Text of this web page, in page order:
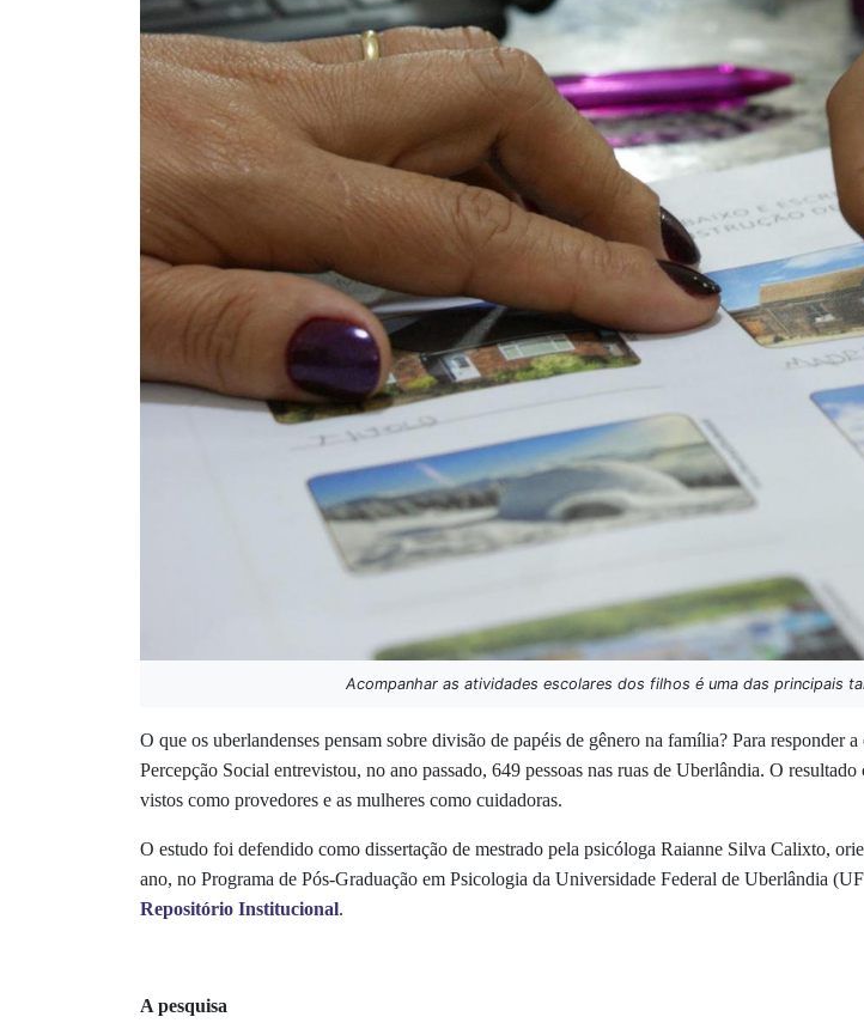
Acompanhar as atividades escolares dos filhos é uma das principais
O que os uberlandenses pensam sobre divisão de papéis de gênero na família? Para
Percepção Social entrevistou, no ano passado, 649 pessoas nas ruas de Uberlândia. O
vistos como provedores e as mulheres como cuidadoras.
O estudo foi defendido como dissertação de mestrado pela psicóloga Raianne Silva Calixto,
ano, no Programa de Pós-Graduação em Psicologia da Universidade Federal de Uberlândia
Repositório Institucional.
A pesquisa